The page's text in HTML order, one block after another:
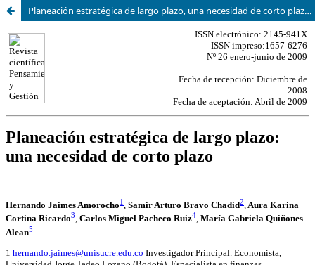
Planeación estratégica de largo plazo, una necesidad de corto plazo / Long term strategic planning, a need of short term